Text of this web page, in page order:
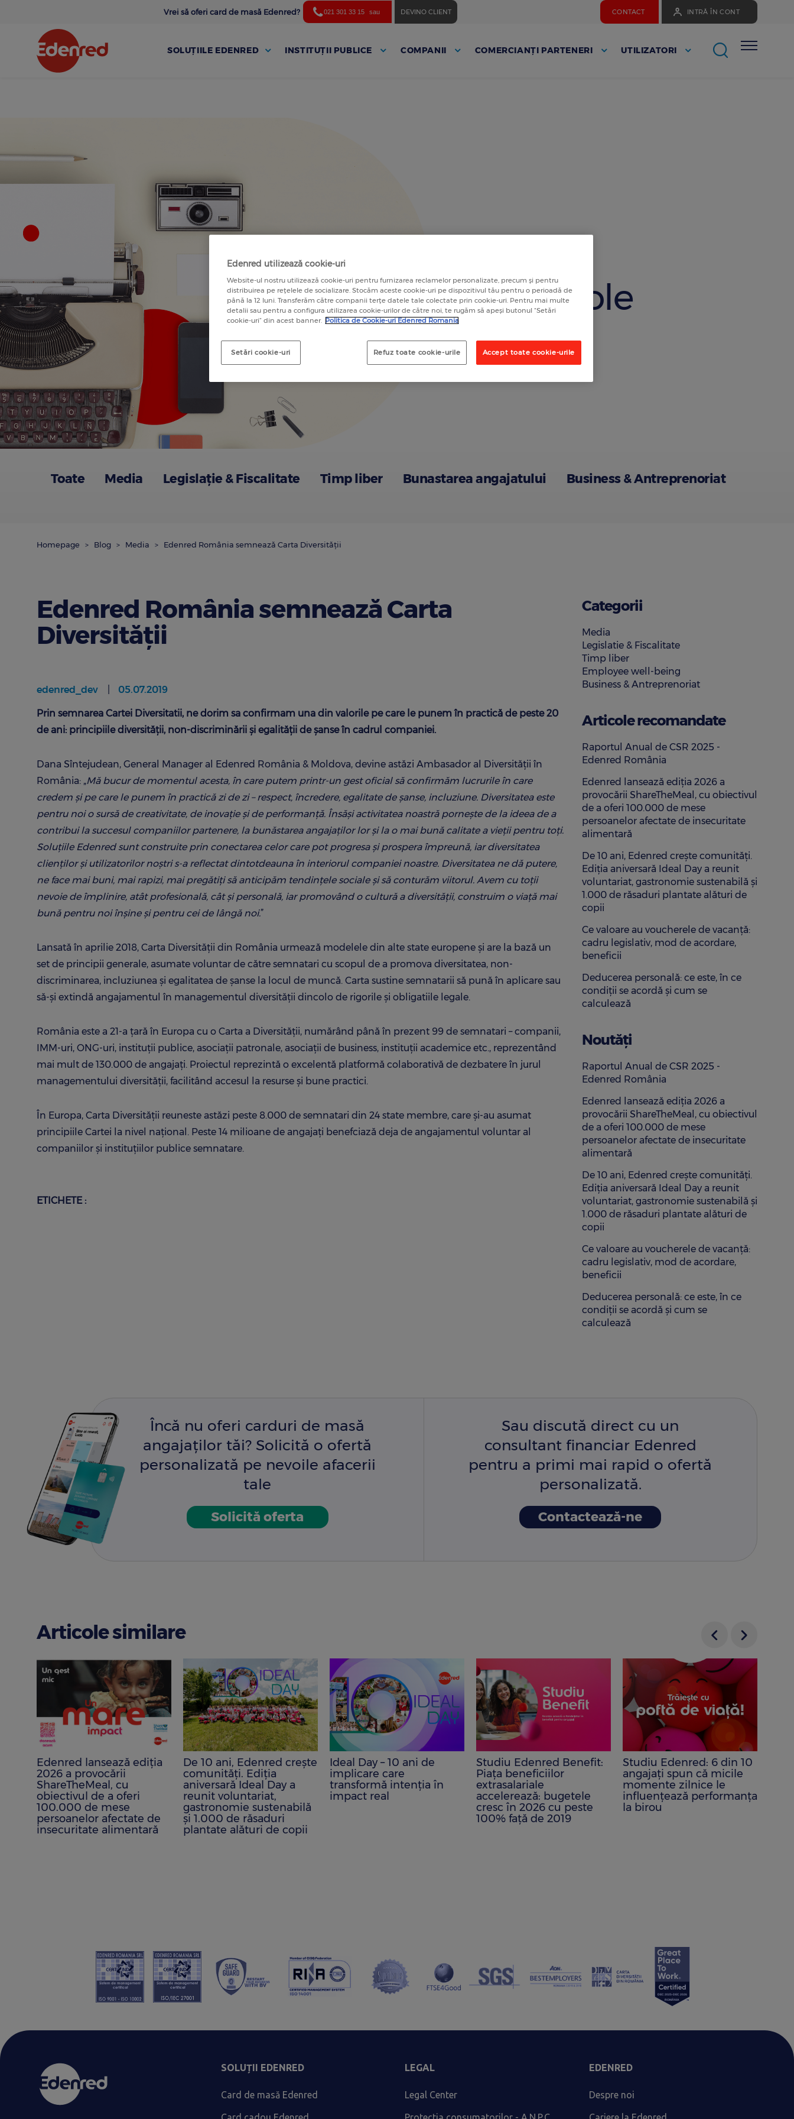
Vrei să oferi card de masă Edenred? 021 301 33 15 sau DEVINO CLIENT CONTACT INTRĂ ÎN CONT
SOLUȚIILE EDENRED INSTITUȚII PUBLICE COMPANII COMERCIANȚI PARTENERI UTILIZATORI
Articole
Toate Media Legislație & Fiscalitate Timp liber Bunastarea angajatului Business & Antreprenoriat
Homepage Blog Media Edenred România semnează Carta Diversității
Edenred România semnează Carta
Diversității
edenred_dev 05.07.2019
Prin semnarea Cartei Diversitatii, ne dorim sa confirmam una din valorile pe care le punem în practică de peste 20
de ani: principiile diversității, non-discriminării și egalității de șanse în cadrul companiei.
Dana Sîntejudean, General Manager al Edenred România & Moldova, devine astăzi Ambasador al Diversității în
România: „Mă bucur de momentul acesta, în care putem printr-un gest oficial să confirmăm lucrurile în care
credem și pe care le punem în practică zi de zi – respect, încredere, egalitate de șanse, incluziune. Diversitatea este
pentru noi o sursă de creativitate, de inovație și de performanță. Însăși activitatea noastră pornește de la ideea de a
contribui la succesul companiilor partenere, la bunăstarea angajaților lor și la o mai bună calitate a vieții pentru toți.
Soluțiile Edenred sunt construite prin conectarea celor care pot progresa și prospera împreună, iar diversitatea
clienților și utilizatorilor noștri s-a reflectat dintotdeauna în interiorul companiei noastre. Diversitatea ne dă putere,
ne face mai buni, mai rapizi, mai pregătiți să anticipăm tendințele sociale și să conturăm viitorul. Avem cu toții
nevoie de împlinire, atât profesională, cât și personală, iar promovând o cultură a diversității, construim o viață mai
bună pentru noi înșine și pentru cei de lângă noi.”
Lansată în aprilie 2018, Carta Diversității din România urmează modelele din alte state europene și are la bază un
set de principii generale, asumate voluntar de către semnatari cu scopul de a promova diversitatea, non-
discriminarea, incluziunea și egalitatea de șanse la locul de muncă. Carta sustine semnatarii să pună în aplicare sau
să-și extindă angajamentul în managementul diversității dincolo de rigorile și obligatiile legale.
România este a 21-a ţară în Europa cu o Carta a Diversităţii, numărând până în prezent 99 de semnatari – companii,
IMM-uri, ONG-uri, instituții publice, asociații patronale, asociații de business, instituții academice etc., reprezentând
mai mult de 130.000 de angajaţi. Proiectul reprezintă o excelentă platformă colaborativă de dezbatere în jurul
managementului diversității, facilitând accesul la resurse și bune practici.
În Europa, Carta Diversității reuneste astăzi peste 8.000 de semnatari din 24 state membre, care și-au asumat
principiile Cartei la nivel național. Peste 14 milioane de angajați benefciază deja de angajamentul voluntar al
companiilor și instituțiilor publice semnatare.
ETICHETE :
Categorii
Media
Legislatie & Fiscalitate
Timp liber
Employee well-being
Business & Antreprenoriat
Articole recomandate
Raportul Anual de CSR 2025 -
Edenred România
Edenred lansează ediția 2026 a
provocării ShareTheMeal, cu obiectivul
de a oferi 100.000 de mese
persoanelor afectate de insecuritate
alimentară
De 10 ani, Edenred crește comunități.
Ediția aniversară Ideal Day a reunit
voluntariat, gastronomie sustenabilă și
1.000 de răsaduri plantate alături de
copii
Ce valoare au voucherele de vacanță:
cadru legislativ, mod de acordare,
beneficii
Deducerea personală: ce este, în ce
condiții se acordă și cum se
calculează
Noutăți
Raportul Anual de CSR 2025 -
Edenred România
Edenred lansează ediția 2026 a
provocării ShareTheMeal, cu obiectivul
de a oferi 100.000 de mese
persoanelor afectate de insecuritate
alimentară
De 10 ani, Edenred crește comunități.
Ediția aniversară Ideal Day a reunit
voluntariat, gastronomie sustenabilă și
1.000 de răsaduri plantate alături de
copii
Ce valoare au voucherele de vacanță:
cadru legislativ, mod de acordare,
beneficii
Deducerea personală: ce este, în ce
condiții se acordă și cum se
calculează
Încă nu oferi carduri de masă
angajaților tăi? Solicită o ofertă
personalizată pe nevoile afacerii
tale
Solicită oferta
Sau discută direct cu un
consultant financiar Edenred
pentru a primi mai rapid o ofertă
personalizată.
Contactează-ne
Articole similare
Edenred lansează ediția
2026 a provocării
ShareTheMeal, cu
obiectivul de a oferi
100.000 de mese
persoanelor afectate de
insecuritate alimentară
De 10 ani, Edenred crește
comunități. Ediția
aniversară Ideal Day a
reunit voluntariat,
gastronomie sustenabilă
și 1.000 de răsaduri
plantate alături de copii
Ideal Day – 10 ani de
implicare care
transformă intenția în
impact real
Studiu Edenred Benefit:
Piaţa beneficiilor
extrasalariale
accelerează: bugetele
cresc în 2026 cu peste
100% faţă de 2019
Studiu Edenred: 6 din 10
angajați spun că micile
momente zilnice le
influenţează performanţa
la birou
SOLUȚII EDENRED
Card de masă Edenred
LEGAL
Legal Center
EDENRED
Despre noi
Edenred utilizează cookie-uri
Website-ul nostru utilizează cookie-uri pentru furnizarea reclamelor personalizate, precum și pentru
distribuirea pe rețelele de socializare. Stocăm aceste cookie-uri pe dispozitivul tău pentru o perioadă de
până la 12 luni. Transferăm către companii terțe datele tale colectate prin cookie-uri. Pentru mai multe
detalii sau pentru a configura utilizarea cookie-urilor de către noi, te rugăm să apeși butonul “Setări
cookie-uri” din acest banner. Politica de Cookie-uri Edenred Romania
Setări cookie-uri Refuz toate cookie-urile Accept toate cookie-urile